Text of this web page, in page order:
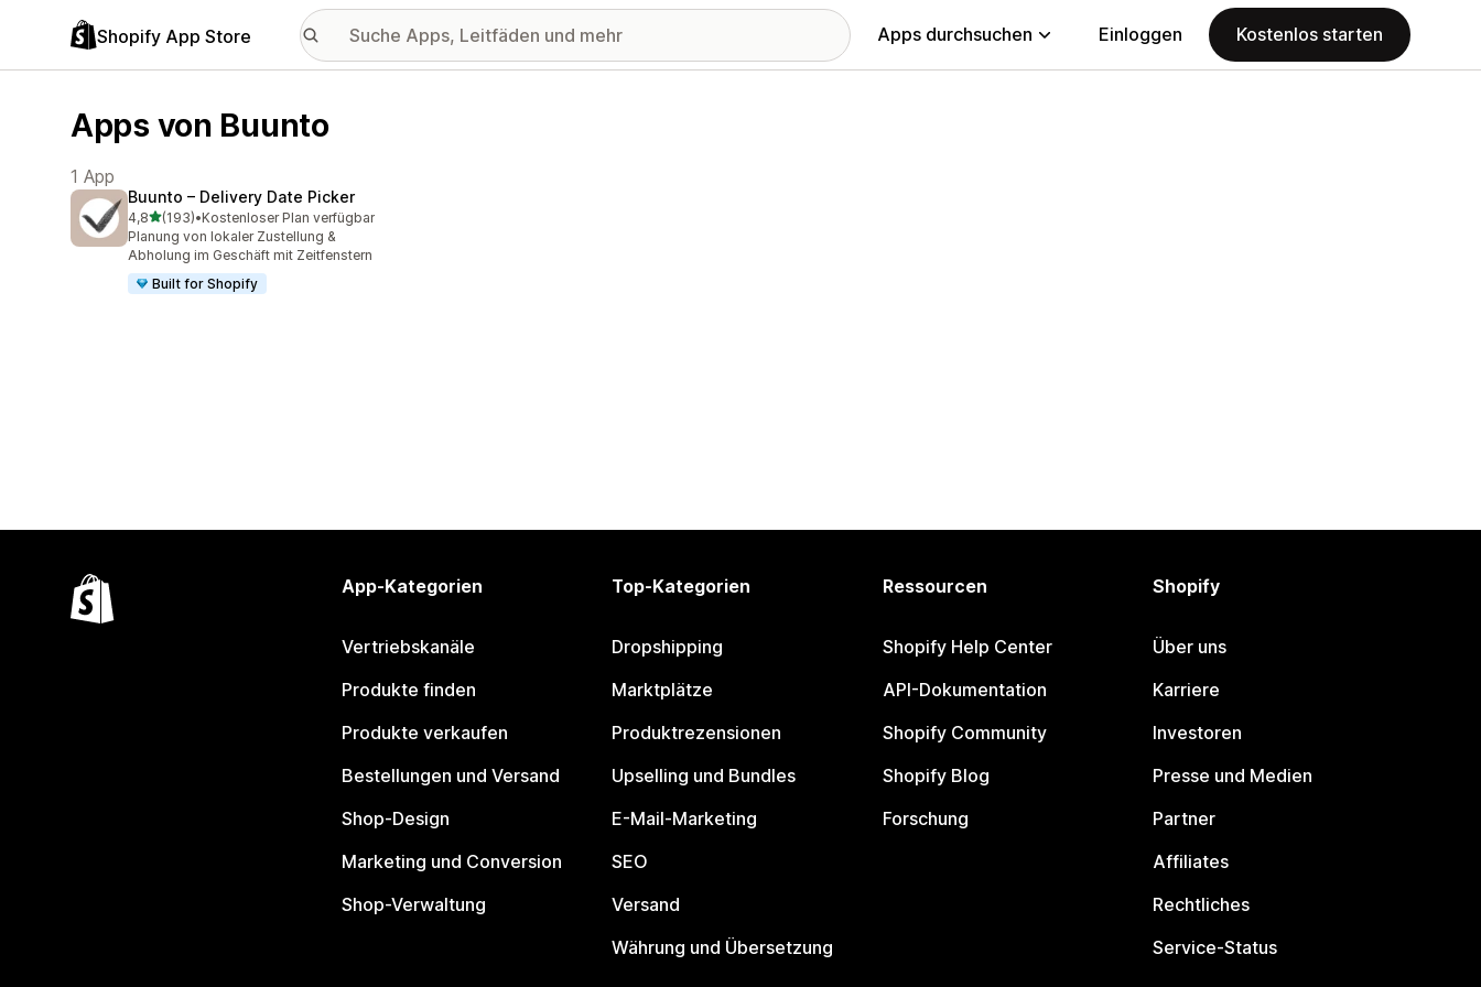
Shopify App Store Apps durchsuchen Einloggen Kostenlos starten
Apps von Buunto
1 App
Buunto – Delivery Date Picker
4,8von 5 Sternen
(193)
193 Rezensionen insgesamt
•Kostenloser Plan verfügbar
Planung von lokaler Zustellung &
Abholung im Geschäft mit Zeitfenstern
Built for Shopify
App-Kategorien
Vertriebskanäle
Produkte finden
Produkte verkaufen
Bestellungen und Versand
Shop-Design
Marketing und Conversion
Shop-Verwaltung
Top-Kategorien
Dropshipping
Marktplätze
Produktrezensionen
Upselling und Bundles
E-Mail-Marketing
SEO
Versand
Währung und Übersetzung
Ressourcen
Shopify Help Center
API-Dokumentation
Shopify Community
Shopify Blog
Forschung
Shopify
Über uns
Karriere
Investoren
Presse und Medien
Partner
Affiliates
Rechtliches
Service-Status